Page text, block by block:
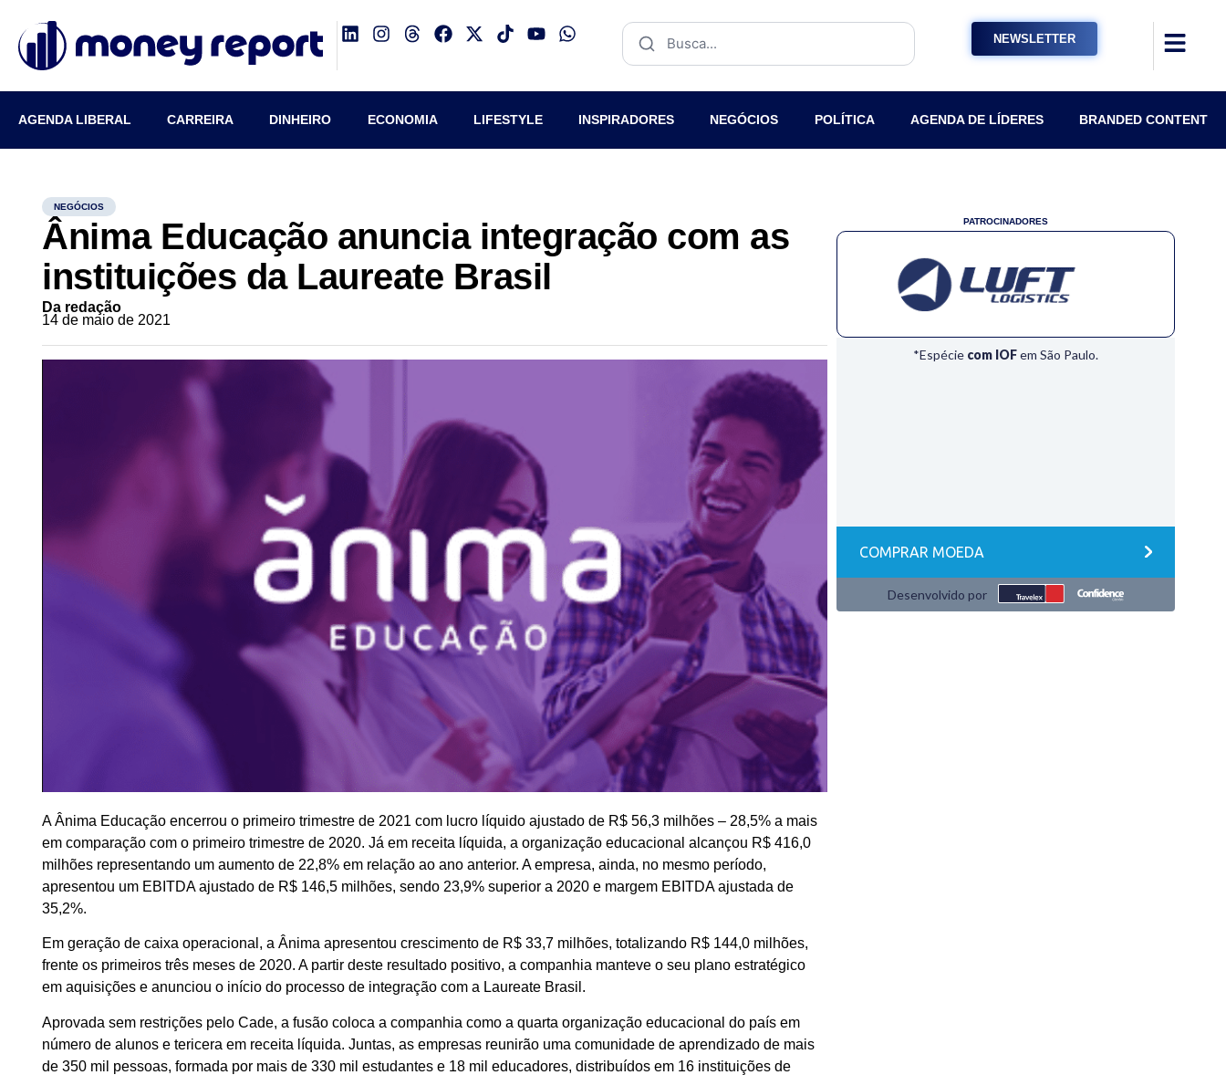
NEWSLETTER
AGENDA LIBERAL CARREIRA DINHEIRO ECONOMIA LIFESTYLE INSPIRADORES NEGÓCIOS POLÍTICA AGENDA DE LÍDERES BRANDED CONTENT
NEGÓCIOS
Ânima Educação anuncia integração com as
instituições da Laureate Brasil
Da redação
14 de maio de 2021
A Ânima Educação encerrou o primeiro trimestre de 2021 com lucro líquido ajustado de R$ 56,3 milhões – 28,5% a mais
em comparação com o primeiro trimestre de 2020. Já em receita líquida, a organização educacional alcançou R$ 416,0
milhões representando um aumento de 22,8% em relação ao ano anterior. A empresa, ainda, no mesmo período,
apresentou um EBITDA ajustado de R$ 146,5 milhões, sendo 23,9% superior a 2020 e margem EBITDA ajustada de
35,2%.
Em geração de caixa operacional, a Ânima apresentou crescimento de R$ 33,7 milhões, totalizando R$ 144,0 milhões,
frente os primeiros três meses de 2020. A partir deste resultado positivo, a companhia manteve o seu plano estratégico
em aquisições e anunciou o início do processo de integração com a Laureate Brasil.
Aprovada sem restrições pelo Cade, a fusão coloca a companhia como a quarta organização educacional do país em
número de alunos e tericera em receita líquida. Juntas, as empresas reunirão uma comunidade de aprendizado de mais
de 350 mil pessoas, formada por mais de 330 mil estudantes e 18 mil educadores, distribuídos em 16 instituições de
PATROCINADORES